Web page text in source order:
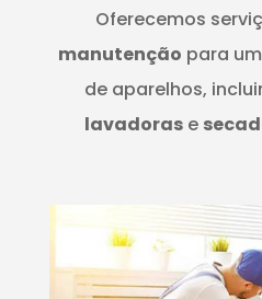
Oferecemos
manutenção para
de aparelhos,
lavadoras e